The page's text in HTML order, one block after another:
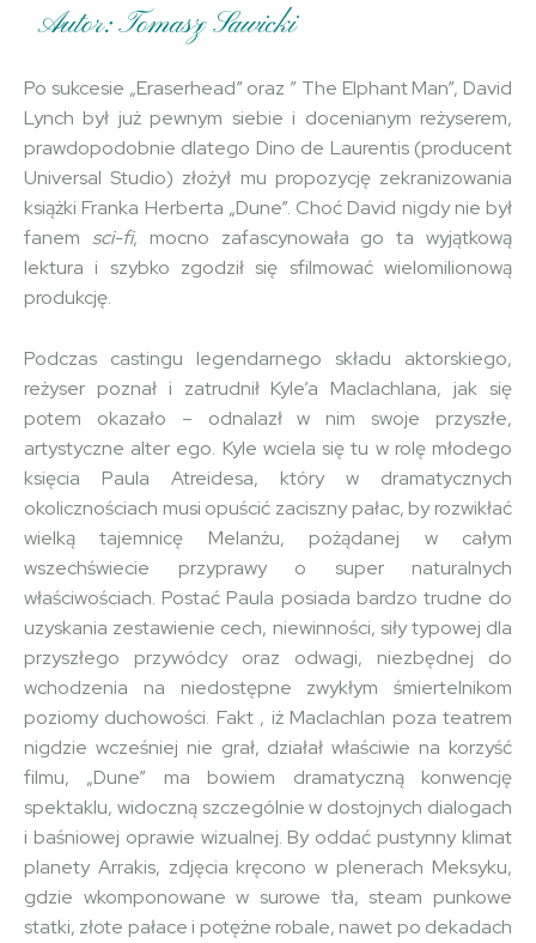
Autor: Tomasz Sawicki
Po sukcesie „Eraserhead” oraz ” The Elphant Man”, David
Lynch był już pewnym siebie i docenianym reżyserem,
prawdopodobnie dlatego Dino de Laurentis (producent
Universal Studio) złożył mu propozycję zekranizowania
książki Franka Herberta „Dune”. Choć David nigdy nie był
fanem sci-fi, mocno zafascynowała go ta wyjątkową
lektura i szybko zgodził się sfilmować wielomilionową
produkcję.
Podczas castingu legendarnego składu aktorskiego,
reżyser poznał i zatrudnił Kyle’a Maclachlana, jak się
potem okazało – odnalazł w nim swoje przyszłe,
artystyczne alter ego. Kyle wciela się tu w rolę młodego
księcia Paula Atreidesa, który w dramatycznych
okolicznościach musi opuścić zaciszny pałac, by rozwikłać
wielką tajemnicę Melanżu, pożądanej w całym
wszechświecie przyprawy o super naturalnych
właściwościach. Postać Paula posiada bardzo trudne do
uzyskania zestawienie cech, niewinności, siły typowej dla
przyszłego przywódcy oraz odwagi, niezbędnej do
wchodzenia na niedostępne zwykłym śmiertelnikom
poziomy duchowości. Fakt , iż Maclachlan poza teatrem
nigdzie wcześniej nie grał, działał właściwie na korzyść
filmu, „Dune” ma bowiem dramatyczną konwencję
spektaklu, widoczną szczególnie w dostojnych dialogach
i baśniowej oprawie wizualnej. By oddać pustynny klimat
planety Arrakis, zdjęcia kręcono w plenerach Meksyku,
gdzie wkomponowane w surowe tła, steam punkowe
statki, złote pałace i potężne robale, nawet po dekadach